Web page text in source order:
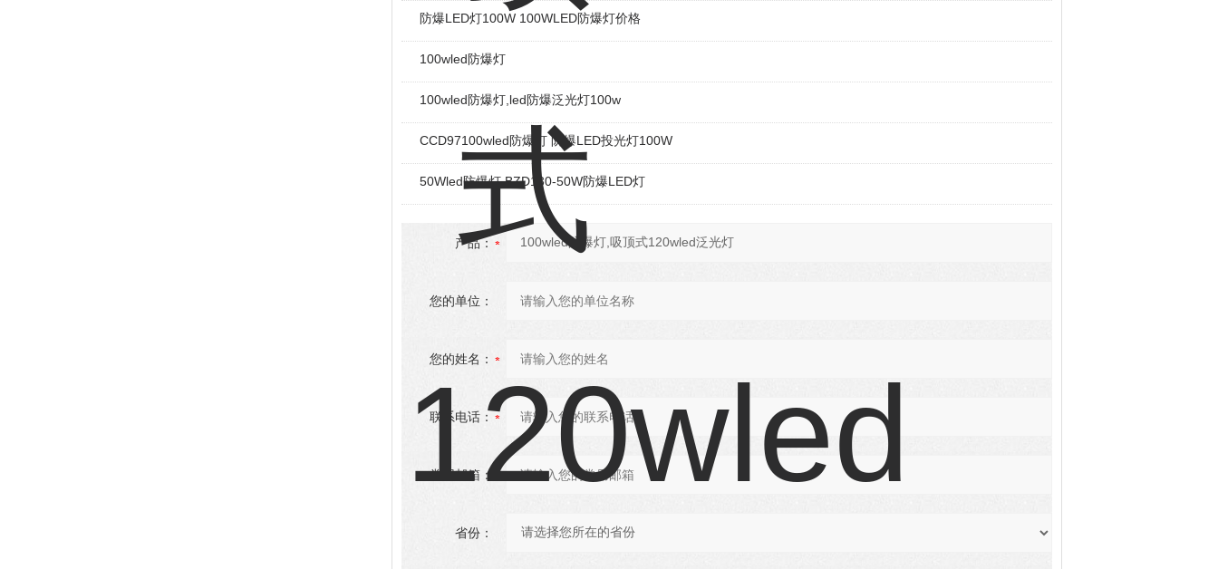
防爆LED灯100W 100WLED防爆灯价格
100wled防爆灯
100wled防爆灯,led防爆泛光灯100w
CCD97100wled防爆灯​ 防爆LED投光灯100W
50Wled防爆灯 BZD130-50W防爆LED灯
产品：
您的单位：
您的姓名：
联系电话：
常用邮箱：
省份：